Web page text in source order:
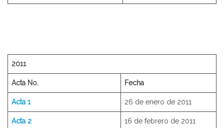
2011
Acta No. Fecha
Acta 1 26 de enero de 2011
Acta 2 16 de febrero de 2011